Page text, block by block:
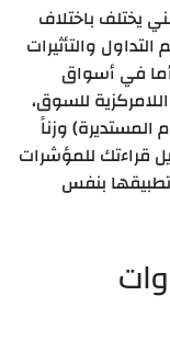
يختلف باختلاف
والتأثيرات
أما في أسواق
للسوق،
المستديرة) وزناً
قراءتك للمؤشرات
بنفس